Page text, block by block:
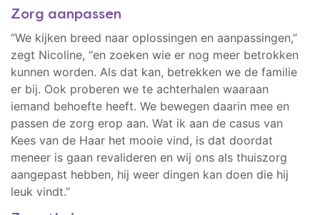
Zorg aanpassen
“We kijken breed naar oplossingen en aanpassingen,”
zegt Nicoline, “en zoeken wie er nog meer betrokken
kunnen worden. Als dat kan, betrekken we de familie
er bij. Ook proberen we te achterhalen waaraan
iemand behoefte heeft. We bewegen daarin mee en
passen de zorg erop aan. Wat ik aan de casus van
Kees van de Haar het mooie vind, is dat doordat
meneer is gaan revalideren en wij ons als thuiszorg
aangepast hebben, hij weer dingen kan doen die hij
leuk vindt.”